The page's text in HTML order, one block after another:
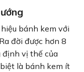
bánh kem với
đời được hơn 8
định vị thế của
là bánh kem ít